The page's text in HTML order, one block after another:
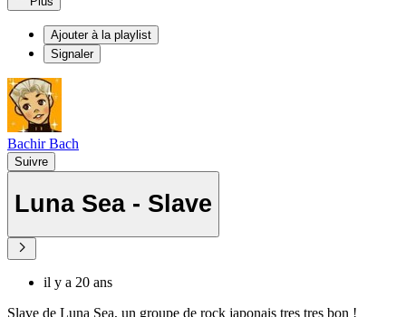
Ajouter à la playlist
Signaler
Bachir Bach
Suivre
Luna Sea - Slave
il y a 20 ans
Slave de Luna Sea, un groupe de rock japonais tres tres bon !